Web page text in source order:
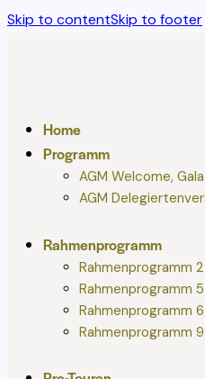
Skip to contentSkip to footer
Home
Programm
AGM Welcome,
AGM
Rahmenprogramm
Rahmenprogramm
Rahmenprogramm
Rahmenprogramm
Rahmenprogramm